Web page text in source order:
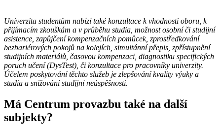
Univerzita studentům nabízí také konzultace k vhodnosti oboru, k
přijímacím zkouškám a v průběhu studia, možnost osobní či studijní
asistence, zapůjčení kompenzačních pomůcek, zprostředkování
bezbariérových pokojů na kolejích, simultánní přepis, zpřístupnění
studijních materiálů, časovou kompenzaci, diagnostiku specifických
poruch učení (DysTest), či konzultace pro pracovníky univerzity.
Účelem poskytování těchto služeb je zlepšování kvality výuky a
studia a snižování studijní neúspěšnosti.
Má Centrum provazbu také na další
subjekty?